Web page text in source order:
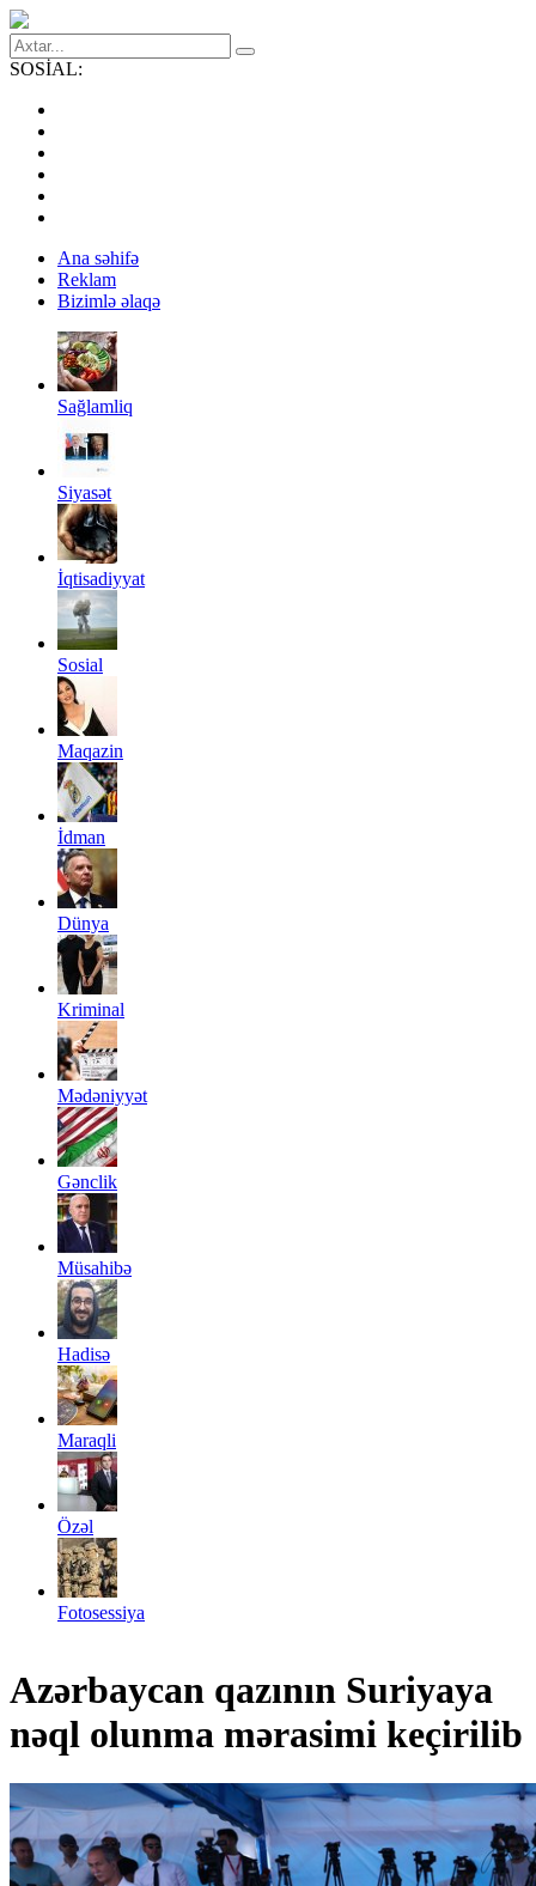
SOSİAL:
Ana səhifə
Reklam
Bizimlə əlaqə
Sağlamliq
Siyasət
İqtisadiyyat
Sosial
Maqazin
İdman
Dünya
Kriminal
Mədəniyyət
Gənclik
Müsahibə
Hadisə
Maraqli
Özəl
Fotosessiya
Azərbaycan qazının Suriyaya
nəql olunma mərasimi keçirilib